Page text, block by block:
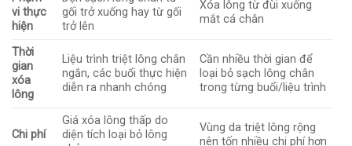
vi thực
hiện
gối trở xuống hay từ gối
trở lên
Xóa lông từ đùi xuống
mắt cá chân
Thời
gian
xóa
lông
Liệu trình triệt lông chân
ngắn, các buổi thực hiện
diễn ra nhanh chóng
Cần nhiều thời gian để
loại bỏ sạch lông chân
trong từng buổi/liệu trình
Chi phí
Giá xóa lông thấp do
diện tích loại bỏ lông
Vùng da triệt lông rộng
nên tốn nhiều chi phí hơn